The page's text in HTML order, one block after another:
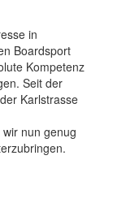
in
Boardsport
Kompetenz
Seit der
Karlstrasse
nun genug